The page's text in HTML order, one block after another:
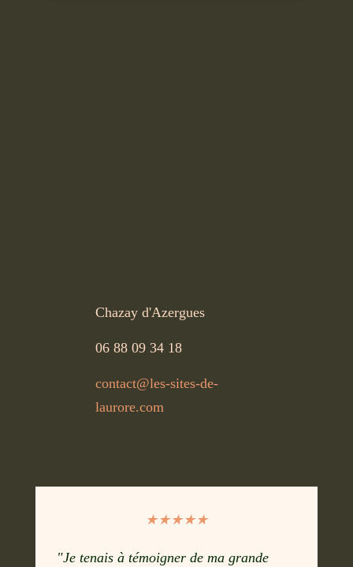
Chazay d'Azergues
06 88 09 34 18
contact@les-sites-de-
laurore.com
★★★★★
"Je tenais à témoigner de ma grande